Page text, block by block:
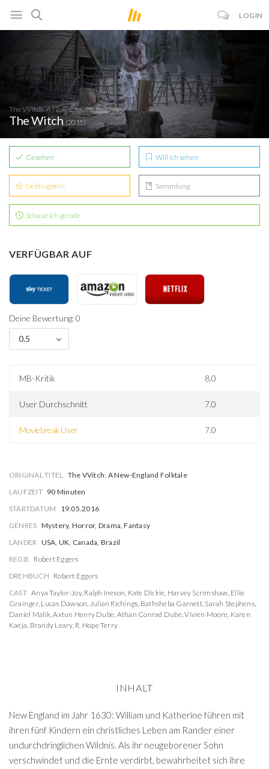
LOGIN
The VVitch: A New-England Folktale
The Witch(2015)
Gesehen Will ich sehen
Lieblingsfilm Sammlung
Schaue ich gerade
VERFÜGBAR AUF
Deine Bewertung: 0
0.5
MB-Kritik 8.0
User Durchschnitt 7.0
Moviebreak User 7.0
ORIGINAL TITEL The VVitch: A New-England Folktale
LAUFZEIT 90 Minuten
STARTDATUM
19.05.2016
GENRES Mystery, Horror, Drama, Fantasy
LÄNDER USA, UK, Canada, Brazil
REGIE Robert Eggers
DREHBUCH Robert Eggers
CAST Anya Taylor-Joy, Ralph Ineson, Kate Dickie, Harvey Scrimshaw, Ellie
Grainger, Lucas Dawson, Julian Richings, Bathsheba Garnett, Sarah Stephens,
Daniel Malik,Axtun Henry Dube, Athan Conrad Dube,Vivien Moore, Karen
Kaeja, Brandy Leary, R. Hope Terry
INHALT
New England im Jahr 1630: William und Katherine führen mit
ihren fünf Kindern ein christliches Leben am Rander einer
undurchdringlichen Wildnis. Als ihr neugeborener Sohn
verschwindet und die Ernte verdirbt, bewahrheitet sich ihre